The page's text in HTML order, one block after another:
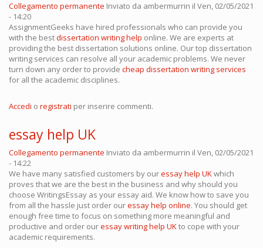
Collegamento permanente Inviato da ambermurrin il Ven, 02/05/2021
- 14:20
AssignmentGeeks have hired professionals who can provide you
with the bestdissertation writing help online. We are experts at
providing the best dissertation solutions online. Our top dissertation
writing services can resolve all your academic problems. We never
turn down any order to provide cheap dissertation writing services
for all the academic disciplines.
Accedi o registrati per inserire commenti.
essay help UK
Collegamento permanente Inviato da ambermurrin il Ven, 02/05/2021
- 14:22
We have many satisfied customers by ouressay help UKwhich
proves that we are the best in the business and why should you
choose WritingsEssay as your essay aid. We know how to save you
from all the hassle just order ouressay help online. You should get
enough free time to focus on something more meaningful and
productive and order ouressay writing help UKto cope with your
academic requirements.